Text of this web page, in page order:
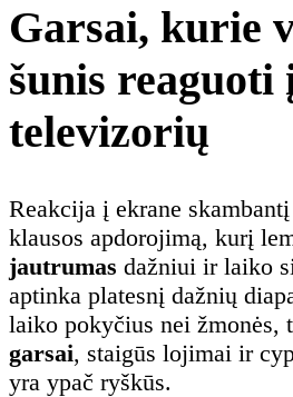
Garsai, kurie
šunis reaguoti
televizorių
Reakcija į ekrane
klausos apdorojimą, kurį
jautrumas dažniui ir laiko
aptinka platesnį dažnių
laiko pokyčius nei žmonės,
garsai, staigūs lojimai ir
yra ypač ryškūs.